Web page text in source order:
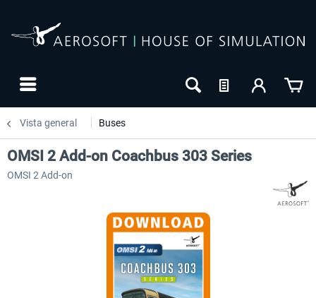
Vista general Buses
OMSI 2 Add-on Coachbus 303 Series
OMSI 2 Add-on